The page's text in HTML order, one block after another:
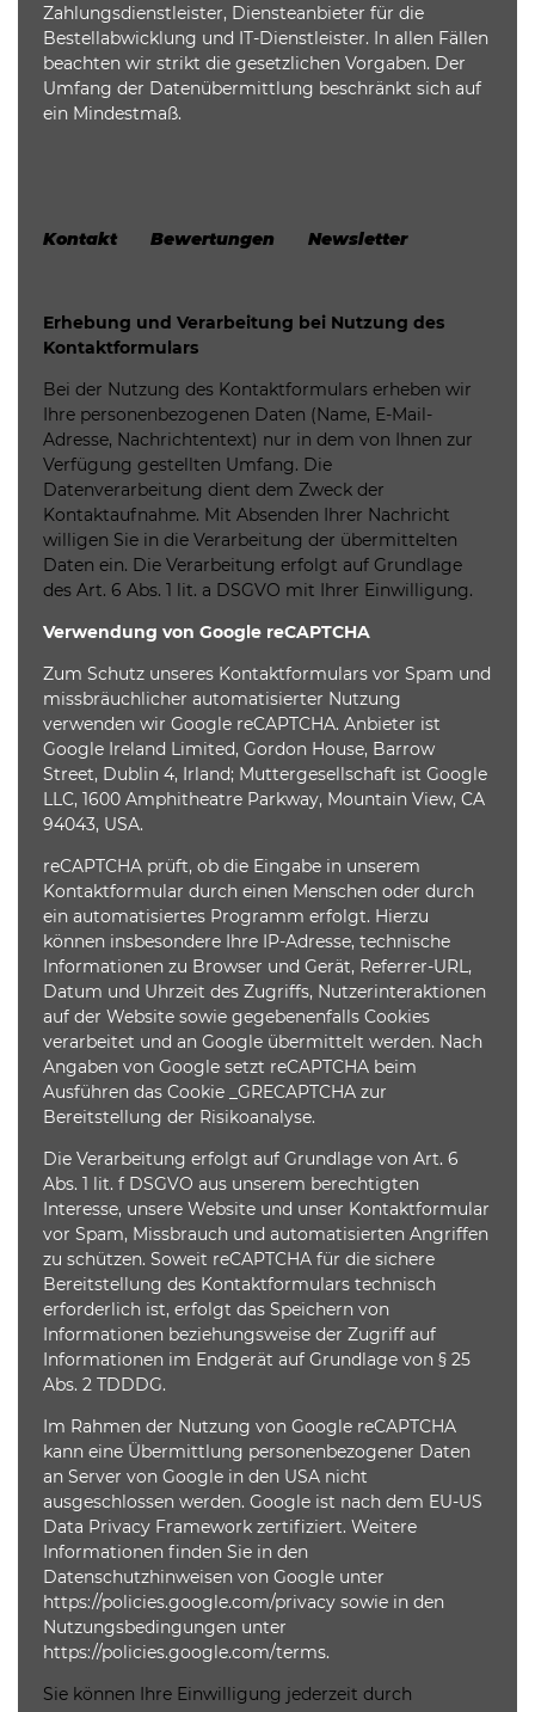
Zahlungsdienstleister, Diensteanbieter für die
Bestellabwicklung und IT-Dienstleister. In allen Fällen
beachten wir strikt die gesetzlichen Vorgaben. Der
Umfang der Datenübermittlung beschränkt sich auf
ein Mindestmaß.
Kontakt Bewertungen Newsletter
Erhebung und Verarbeitung bei Nutzung des
Kontaktformulars
Bei der Nutzung des Kontaktformulars erheben wir
Ihre personenbezogenen Daten (Name, E-Mail-
Adresse, Nachrichtentext) nur in dem von Ihnen zur
Verfügung gestellten Umfang. Die
Datenverarbeitung dient dem Zweck der
Kontaktaufnahme. Mit Absenden Ihrer Nachricht
willigen Sie in die Verarbeitung der übermittelten
Daten ein. Die Verarbeitung erfolgt auf Grundlage
des Art. 6 Abs. 1 lit. a DSGVO mit Ihrer Einwilligung.
Verwendung von Google reCAPTCHA
Zum Schutz unseres Kontaktformulars vor Spam und
missbräuchlicher automatisierter Nutzung
verwenden wir Google reCAPTCHA. Anbieter ist
Google Ireland Limited, Gordon House, Barrow
Street, Dublin 4, Irland; Muttergesellschaft ist Google
LLC, 1600 Amphitheatre Parkway, Mountain View, CA
94043, USA.
reCAPTCHA prüft, ob die Eingabe in unserem
Kontaktformular durch einen Menschen oder durch
ein automatisiertes Programm erfolgt. Hierzu
können insbesondere Ihre IP-Adresse, technische
Informationen zu Browser und Gerät, Referrer-URL,
Datum und Uhrzeit des Zugriffs, Nutzerinteraktionen
auf der Website sowie gegebenenfalls Cookies
verarbeitet und an Google übermittelt werden. Nach
Angaben von Google setzt reCAPTCHA beim
Ausführen das Cookie _GRECAPTCHA zur
Bereitstellung der Risikoanalyse.
Die Verarbeitung erfolgt auf Grundlage von Art. 6
Abs. 1 lit. f DSGVO aus unserem berechtigten
Interesse, unsere Website und unser Kontaktformular
vor Spam, Missbrauch und automatisierten Angriffen
zu schützen. Soweit reCAPTCHA für die sichere
Bereitstellung des Kontaktformulars technisch
erforderlich ist, erfolgt das Speichern von
Informationen beziehungsweise der Zugriff auf
Informationen im Endgerät auf Grundlage von § 25
Abs. 2 TDDDG.
Im Rahmen der Nutzung von Google reCAPTCHA
kann eine Übermittlung personenbezogener Daten
an Server von Google in den USA nicht
ausgeschlossen werden. Google ist nach dem EU-US
Data Privacy Framework zertifiziert. Weitere
Informationen finden Sie in den
Datenschutzhinweisen von Google unter
https://policies.google.com/privacy sowie in den
Nutzungsbedingungen unter
https://policies.google.com/terms.
Sie können Ihre Einwilligung jederzeit durch